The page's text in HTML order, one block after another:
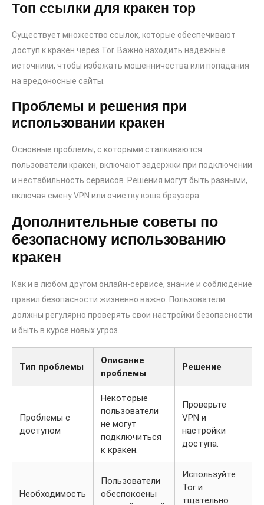
Топ ссылки для кракен тор
Существует множество ссылок, которые обеспечивают
доступ к кракен через Tor. Важно находить надежные
источники, чтобы избежать мошенничества или попадания
на вредоносные сайты.
Проблемы и решения при
использовании кракен
Основные проблемы, с которыми сталкиваются
пользователи кракен, включают задержки при подключении
и нестабильность сервисов. Решения могут быть разными,
включая смену VPN или очистку кэша браузера.
Дополнительные советы по
безопасному использованию
кракен
Как и в любом другом онлайн-сервисе, знание и соблюдение
правил безопасности жизненно важно. Пользователи
должны регулярно проверять свои настройки безопасности
и быть в курсе новых угроз.
Тип проблемы
Описание
проблемы
Решение
Проблемы с
доступом
Некоторые
пользователи
не могут
подключиться
к кракен.
Проверьте
VPN и
настройки
доступа.
Необходимость
Пользователи
обеспокоены
Используйте
Tor и
тщательно